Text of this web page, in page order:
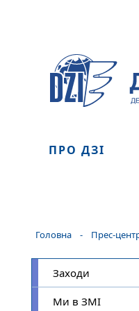
ПРО ДЗІ
Головна - Прес-
Заходи
Ми в ЗМІ